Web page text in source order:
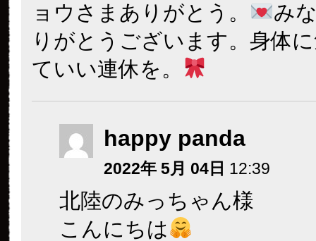
ョウさまありがとう。
み
りがとうございます。身体
ていい連休を。
happy panda
2022年 5月 04日 12:39
北陸のみっちゃん様
こんにちは